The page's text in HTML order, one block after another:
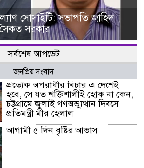
সোসাইটি: সভাপতি জাহিদ
সরকার
সর্বশেষ আপডেট
জনপ্রিয় সংবাদ
প্রত্যেক অপরাধীর বিচার এ দেশেই
হবে, সে যত শক্তিশালীই হোক না কেন,
চট্টগ্রামে জুলাই গণঅভ্যুত্থান দিবসে
প্রতিমন্ত্রী মীর হেলাল
আগামী ৫ দিন বৃষ্টির আভাস